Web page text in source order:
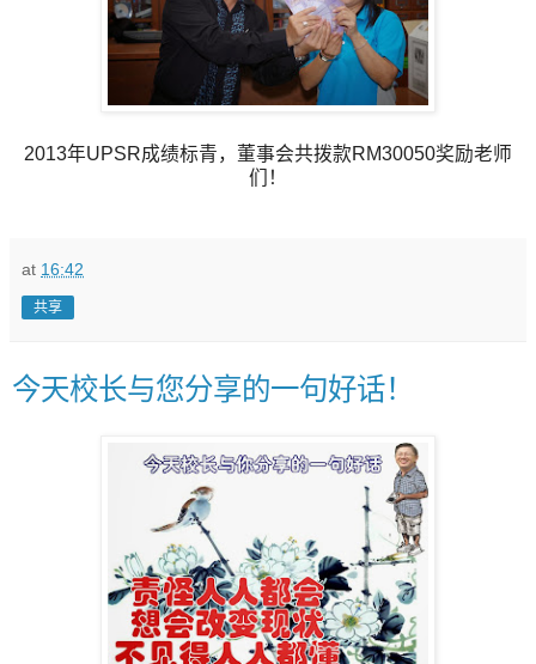
2013年UPSR成绩标青，董事会共拨款RM30050奖励老师
们！
at 16:42
共享
今天校长与您分享的一句好话！